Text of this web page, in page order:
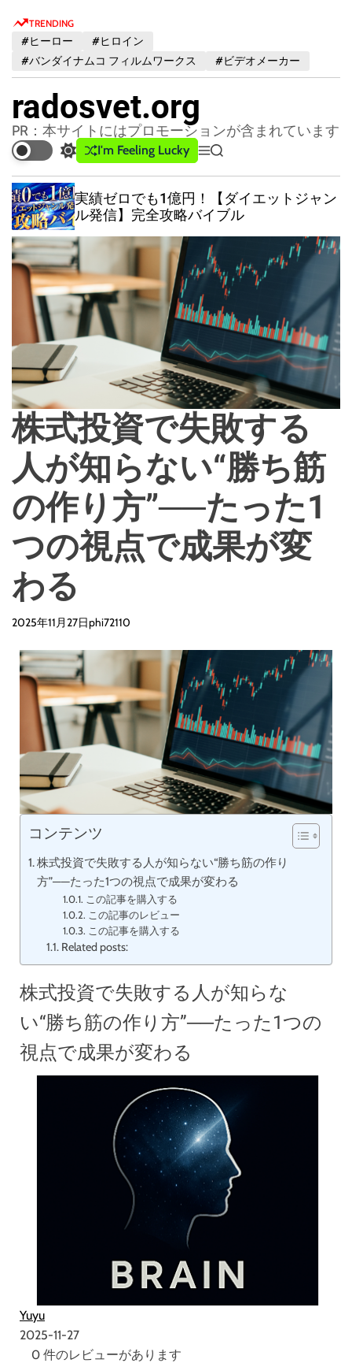
TRENDING
#ヒーロー
#ヒロイン
#バンダイナムコ フィルムワークス
#ビデオメーカー
radosvet.org
PR：本サイトにはプロモーションが含まれています
S
w
i
t
c
h
c
o
l
o
r
m
o
d
e
I'm Feeling Lucky
M
e
u
S
e
a
r
c
h
実績ゼロでも1億円！【ダイエットジャン
ル発信】完全攻略バイブル
株式投資で失敗する
人が知らない“勝ち筋
の作り方”──たった1
つの視点で成果が変
わる
2025年11月27日phi72110
コンテンツ
株式投資で失敗する人が知らない“勝ち筋の作り
方”──たった1つの視点で成果が変わる
この記事を購入する
この記事のレビュー
この記事を購入する
Related posts:
株式投資で失敗する人が知らな
い“勝ち筋の作り方”──たった1つの
視点で成果が変わる
Yuyu
2025-11-27
0 件のレビューがあります